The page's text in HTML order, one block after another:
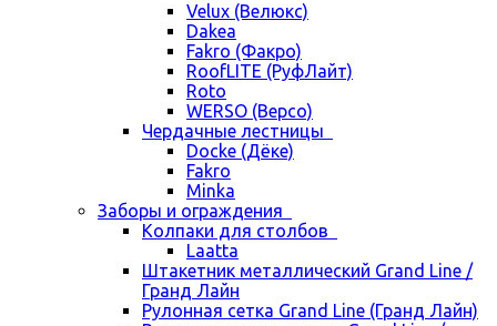
Velux (Велюкс)
Dakea
Fakro (Факро)
RoofLITE (РуфЛайт)
Roto
WERSO (Версо)
Чердачные лестницы
Docke (Дёке)
Fakro
Minka
Заборы и ограждения
Колпаки для столбов
Laatta
Штакетник металлический Grand Line /
Гранд Лайн
Рулонная сетка Grand Line (Гранд Лайн)